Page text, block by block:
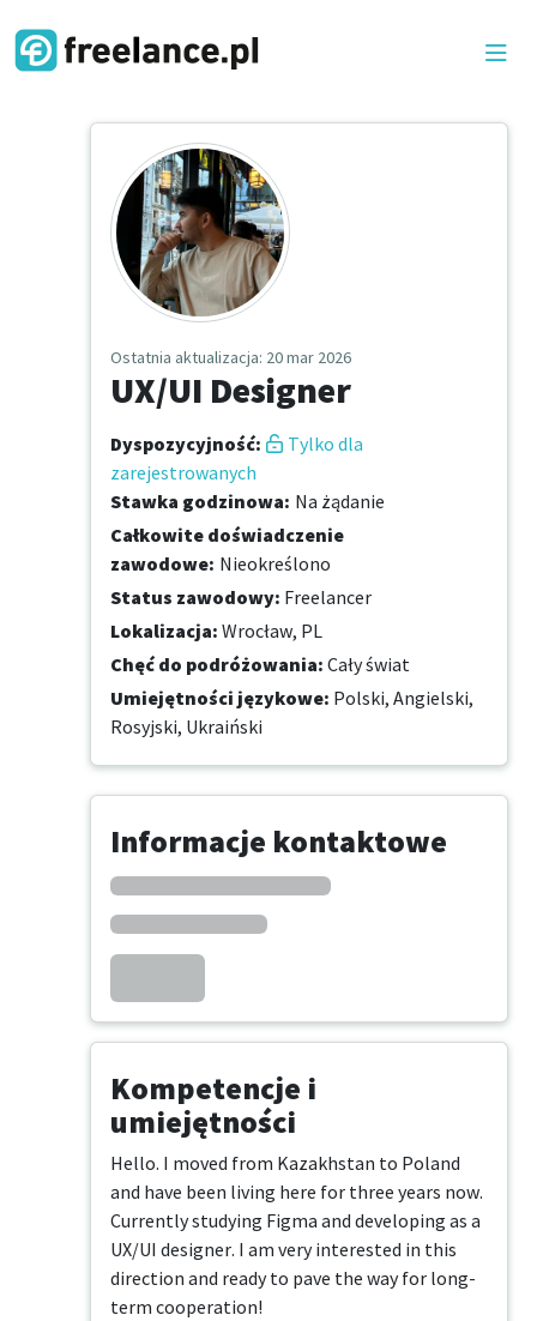
Ostatnia aktualizacja: 20 mar 2026
UX/UI Designer
Dyspozycyjność:
Tylko dla
zarejestrowanych
Stawka godzinowa: Na żądanie
Całkowite doświadczenie
zawodowe: Nieokreślono
Status zawodowy: Freelancer
Lokalizacja: Wrocław, PL
Chęć do podróżowania: Cały świat
Umiejętności językowe: Polski, Angielski,
Rosyjski, Ukraiński
Informacje kontaktowe
Kompetencje i
umiejętności
Hello. I moved from Kazakhstan to Poland
and have been living here for three years now.
Currently studying Figma and developing as a
UX/UI designer. I am very interested in this
direction and ready to pave the way for long-
term cooperation!